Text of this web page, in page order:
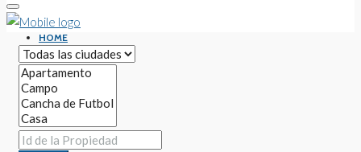
HOME
PROPIEDADES